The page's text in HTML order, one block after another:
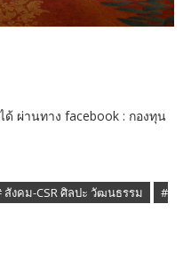
ผ่านทาง facebook : กองทุน
สังคม-CSR ศิลปะ วัฒนธรรม
#